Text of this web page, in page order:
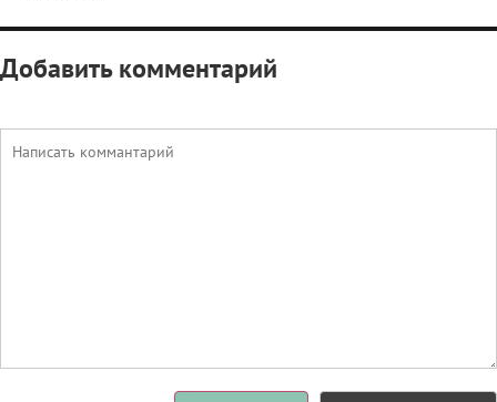
Добавить комментарий